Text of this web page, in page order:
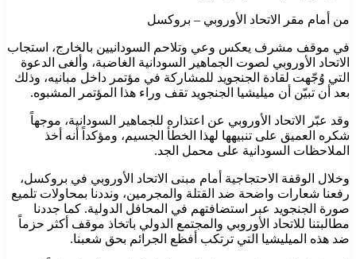
من أمام مقر الاتحاد الأوروبي – بروكسل
في موقف مشرف يعكس وعي وتلاحم السودانيين بالخارج، استجاب
الاتحاد الأوروبي لصوت الجماهير السودانية الغاضبة، وألغى الدعوة
التي وُجّهت لقادة الجنجويد للمشاركة في مؤتمر داخل مبانيه، وذلك
بعد أن تبيّن أن ميليشيا الجنجويد تقف وراء هذا المؤتمر المشبوه.
وقد عبّر الاتحاد الأوروبي عن اعتذاره للجماهير السودانية، موجهاً
شكره العميق على تنبيهها لهذا الخطأ الجسيم، ومؤكداً أنه أخذ
الملاحظات السودانية على محمل الجد.
وخلال الوقفة الاحتجاجية أمام مبنى الاتحاد الأوروبي في بروكسل،
رفعنا شعارات واضحة ضد القتلة والمجرمين، ونددنا بمحاولات تلميع
صورة الجنجويد عبر استضافتهم في المحافل الدولية. كما جددنا
مطالبتنا للاتحاد الأوروبي والمجتمع الدولي باتخاذ موقف أكثر حزماً
ضد هذه الميليشيا التي ترتكب أفظع الجرائم بحق شعبنا.